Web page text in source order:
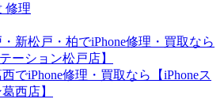
修理
新松戸・柏でiPhone修理・買取なら
テーション松戸店】
でiPhone修理・買取なら【iPhoneス
西店】